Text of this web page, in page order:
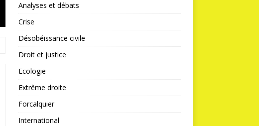
Analyses et débats
Crise
Désobéissance civile
Droit et justice
Ecologie
Extrême droite
Forcalquier
International